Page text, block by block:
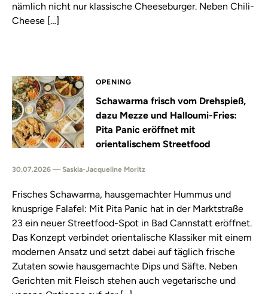
nämlich nicht nur klassische Cheeseburger. Neben Chili-
Cheese […]
OPENING
Schawarma frisch vom Drehspieß,
dazu Mezze und Halloumi-Fries:
Pita Panic eröffnet mit
orientalischem Streetfood
30.07.2026 — Saskia-Jacqueline Moritz
Frisches Schawarma, hausgemachter Hummus und
knusprige Falafel: Mit Pita Panic hat in der Marktstraße
23 ein neuer Streetfood-Spot in Bad Cannstatt eröffnet.
Das Konzept verbindet orientalische Klassiker mit einem
modernen Ansatz und setzt dabei auf täglich frische
Zutaten sowie hausgemachte Dips und Säfte. Neben
Gerichten mit Fleisch stehen auch vegetarische und